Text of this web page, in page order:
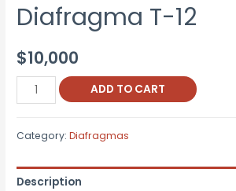
Diafragma T-12
$10,000
Diafragma
T-
quantity
ADD TO CART
Category:Diafragmas
Description